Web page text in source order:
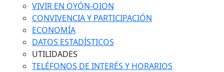
VIVIR EN OYÓN-OION
CONVIVENCIA Y PARTICIPACIÓN
ECONOMÍA
DATOS ESTADÍSTICOS
UTILIDADES
TELÉFONOS DE INTERÉS Y HORARIOS